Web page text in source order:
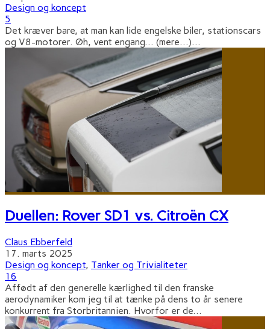
Design og koncept
5
Det kræver bare, at man kan lide engelske biler, stationscars
og V8-motorer. Øh, vent engang... (mere…)...
Duellen: Rover SD1 vs. Citroën CX
Claus Ebberfeld
17. marts 2025
Design og koncept, Tanker og Trivialiteter
16
Affødt af den generelle kærlighed til den franske
aerodynamiker kom jeg til at tænke på dens to år senere
konkurrent fra Storbritannien. Hvorfor er de...